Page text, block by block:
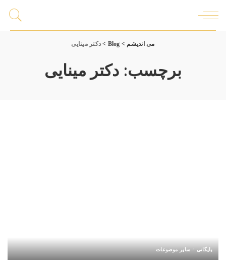
می اندیشم >
Blog
> دکتر مینایی
برچسب: دکتر مینایی
بایگانی سایر موضوعات